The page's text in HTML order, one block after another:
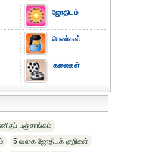
ஜோதிடம்
பெண்கள்
கலைகள்
பஞ்சாங்கம்
5 வகை ஜோதிடக் குறிகள்